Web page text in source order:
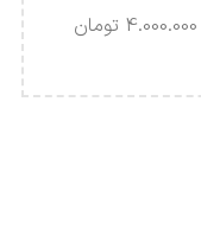
حداقل میزان خرید برای ارسال رایگان 4.000.000 تومان